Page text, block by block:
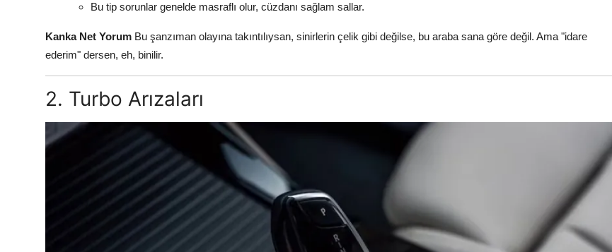
Bu tip sorunlar genelde masraflı olur, cüzdanı sağlam sallar.
Kanka Net Yorum Bu şanzıman olayına takıntılıysan, sinirlerin çelik gibi değilse, bu araba sana göre değil. Ama "idare
ederim" dersen, eh, binilir.
2. Turbo Arızaları